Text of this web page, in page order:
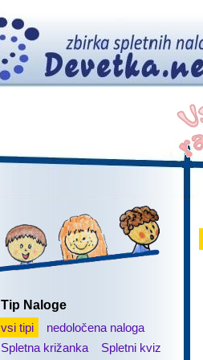
Tip Naloge
vsi tipi
nedoločena naloga
Spletna križanka
Spletni kviz